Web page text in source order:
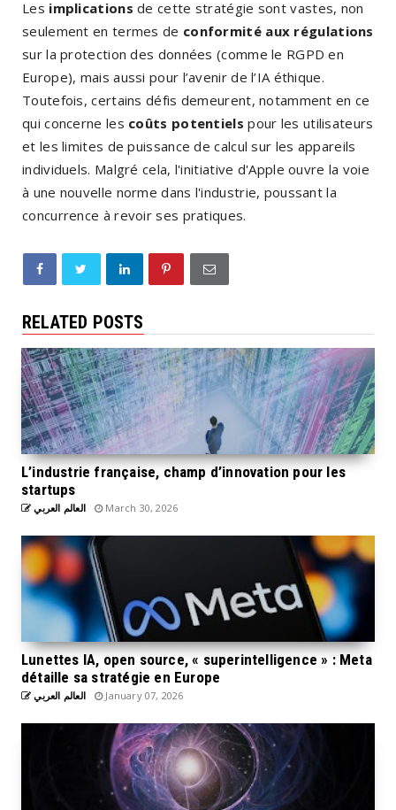
Les implications de cette stratégie sont vastes, non
seulement en termes de conformité aux régulations
sur la protection des données (comme le RGPD en
Europe), mais aussi pour l’avenir de l’IA éthique.
Toutefois, certains défis demeurent, notamment en ce
qui concerne les coûts potentiels pour les utilisateurs
et les limites de puissance de calcul sur les appareils
individuels. Malgré cela, l'initiative d'Apple ouvre la voie
à une nouvelle norme dans l'industrie, poussant la
concurrence à revoir ses pratiques.
RELATED POSTS
L’industrie française, champ d’innovation pour les
startups
العالم العربي March 30, 2026
Lunettes IA, open source, « superintelligence » : Meta
détaille sa stratégie en Europe
العالم العربي January 07, 2026